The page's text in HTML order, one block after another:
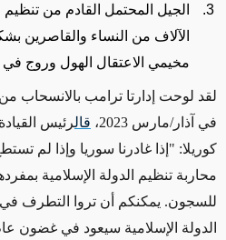
الجيل المحتمل القادم من
الآلاف من النساء والقاصرين
مخيمي الاعتقال الهول وروج
لقد لوحت إدارتا ترامب بالانسحاب
في آذار/مارس 2023،
قالرئيس
كوريلا: "إذا غادرنا سوريا وإذا لم
محاربة تنظيم الدولة الإسلامية
للسجون. يمكنكم أن تروا التطرف في
الدولة الإسلامية سيعود في غضون